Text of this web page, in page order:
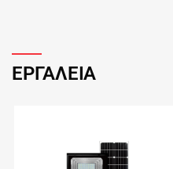
ΕΡΓΑΛΕΙΑ